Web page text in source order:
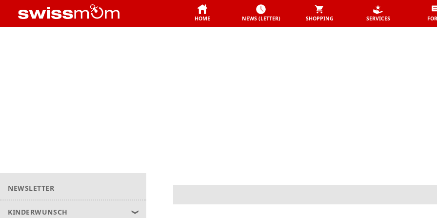
HOME NEWS (LETTER) SHOPPING SERVICES
NEWSLETTER
KINDERWUNSCH